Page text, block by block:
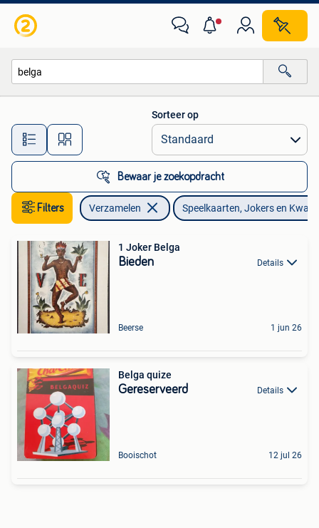
Alle afstanden…
Sorteer op
Bewaar je zoekopdracht
Filters Verzamelen Speelkaarten, Jokers en
1 Joker Belga
Bieden Details
Beerse 1 jun 26
Belga quize
Gereserveerd Details
Booischot 12 jul 26